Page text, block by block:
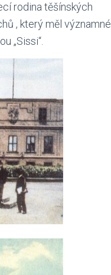
rodina těšínských
, který měl významné
„Sissi“.